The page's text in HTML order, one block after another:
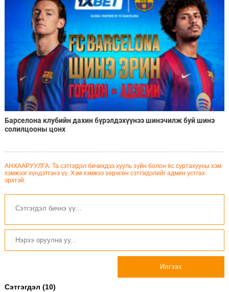
Барселона клубийн дахин бүрэлдэхүүнээ шинэчилж буй шинэ
солилцооны цонх
АНХААРУУЛГА: Та сэтгэгдэл бичихдээ хууль зүйн болон ёс суртахууны хэм
хэмжээг хүндэтгэнэ үү. Хэм хэмжээ зөрчсөн сэтгэгдэлийг админ устгах
эрхтэй.
Илгээх
Сэтгэгдэл (10)